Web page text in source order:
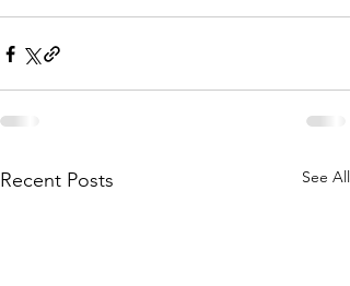
Recent Posts See All